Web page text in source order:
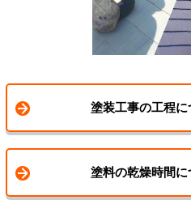
塗装工事の工程
塗料の乾燥時間